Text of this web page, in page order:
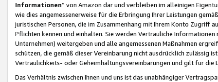
Informationen“ von Amazon dar und verbleiben im alleinigen
wie dies angemessenerweise für die Erbringung Ihrer Leistungen
juristischen Personen, die im Zusammenhang mit Ihrem Konto
Pflichten kennen und einhalten. Sie werden Vertrauliche
Unternehmen) weitergeben und alle angemessenen Maßnahmen
schützen, die gemäß dieser Vereinbarung nicht ausdrücklich zulässig
Vertraulichkeits- oder Geheimhaltungsvereinbarungen und gilt für die
Das Verhältnis zwischen Ihnen und uns ist das unabhängiger